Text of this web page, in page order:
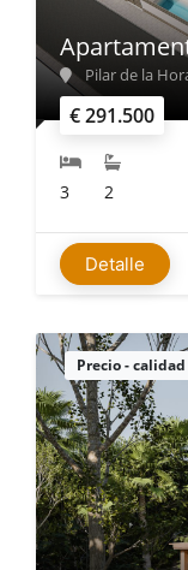
€ 291.500
Pilar de la
3 2
Detalle
Precio -